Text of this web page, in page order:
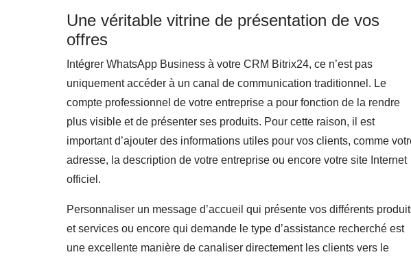
Une véritable vitrine de présentation de vos
offres
Intégrer WhatsApp Business à votre CRM Bitrix24, ce n’est pas
uniquement accéder à un canal de communication traditionnel. Le
compte professionnel de votre entreprise a pour fonction de la rendre
plus visible et de présenter ses produits. Pour cette raison, il est
important d’ajouter des informations utiles pour vos clients, comme
adresse, la description de votre entreprise ou encore votre site Internet
officiel.
Personnaliser un message d’accueil qui présente vos différents
et services ou encore qui demande le type d’assistance recherché est
une excellente manière de canaliser directement les clients vers le